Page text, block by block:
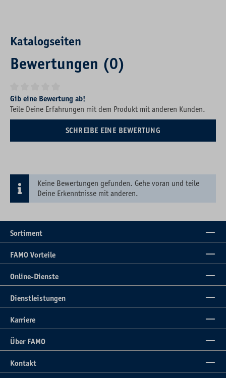
Katalogseiten
Bewertungen (0)
Durchschnittliche Bewertung von 0 von 5 Sternen
Gib eine Bewertung ab!
Teile Deine Erfahrungen mit dem Produkt mit anderen Kunden.
SCHREIBE EINE BEWERTUNG
Keine Bewertungen gefunden. Gehe voran und teile
Deine Erkenntnisse mit anderen.
Sortiment
FAMO Vorteile
Online-Dienste
Dienstleistungen
Karriere
Über FAMO
Kontakt